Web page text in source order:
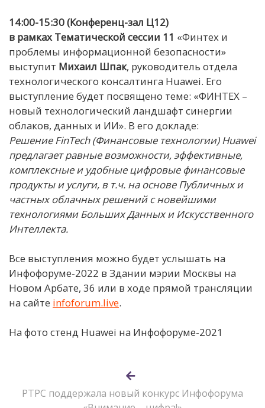
14:00-15:30 (Конференц-зал Ц12)
в рамках Тематической сессии 11 «Финтех и
проблемы информационной безопасности»
выступит Михаил Шпак, руководитель отдела
технологического консалтинга Huawei. Его
выступление будет посвящено теме: «ФИНТЕХ –
новый технологический ландшафт синергии
облаков, данных и ИИ». В его докладе:
Решение FinTech (Финансовые технологии) Huawei
предлагает равные возможности, эффективные,
комплексные и удобные цифровые финансовые
продукты и услуги, в т.ч. на основе Публичных и
частных облачных решений с новейшими
технологиями Больших Данных и Искусственного
Интеллекта.
Все выступления можно будет услышать на
Инфофоруме-2022 в Здании мэрии Москвы на
Новом Арбате, 36 или в ходе прямой трансляции
на сайте infoforum.live.
На фото стенд Huawei на Инфофоруме-2021
РТРС поддержала новый конкурс Инфофорума